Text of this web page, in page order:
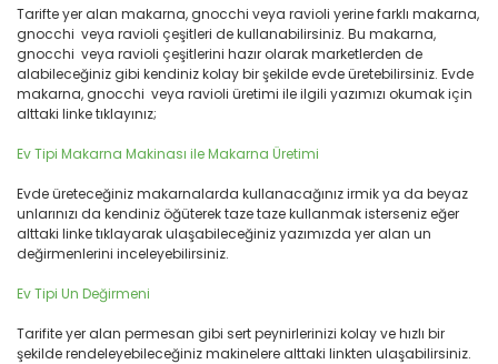
Tarifte yer alan makarna, gnocchi veya ravioli yerine farklı makarna,
gnocchi veya ravioli çeşitleri de kullanabilirsiniz. Bu makarna,
gnocchi veya ravioli çeşitlerini hazır olarak marketlerden de
alabileceğiniz gibi kendiniz kolay bir şekilde evde üretebilirsiniz. Evde
makarna, gnocchi veya ravioli üretimi ile ilgili yazımızı okumak için
alttaki linke tıklayınız;
Ev Tipi Makarna Makinası ile Makarna Üretimi
Evde üreteceğiniz makarnalarda kullanacağınız irmik ya da beyaz
unlarınızı da kendiniz öğüterek taze taze kullanmak isterseniz eğer
alttaki linke tıklayarak ulaşabileceğiniz yazımızda yer alan un
değirmenlerini inceleyebilirsiniz.
Ev Tipi Un Değirmeni
Tarifite yer alan permesan gibi sert peynirlerinizi kolay ve hızlı bir
şekilde rendeleyebileceğiniz makinelere alttaki linkten ulaşabilirsiniz.